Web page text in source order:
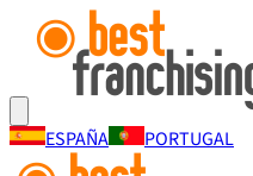
ESPAÑA PORTUGAL